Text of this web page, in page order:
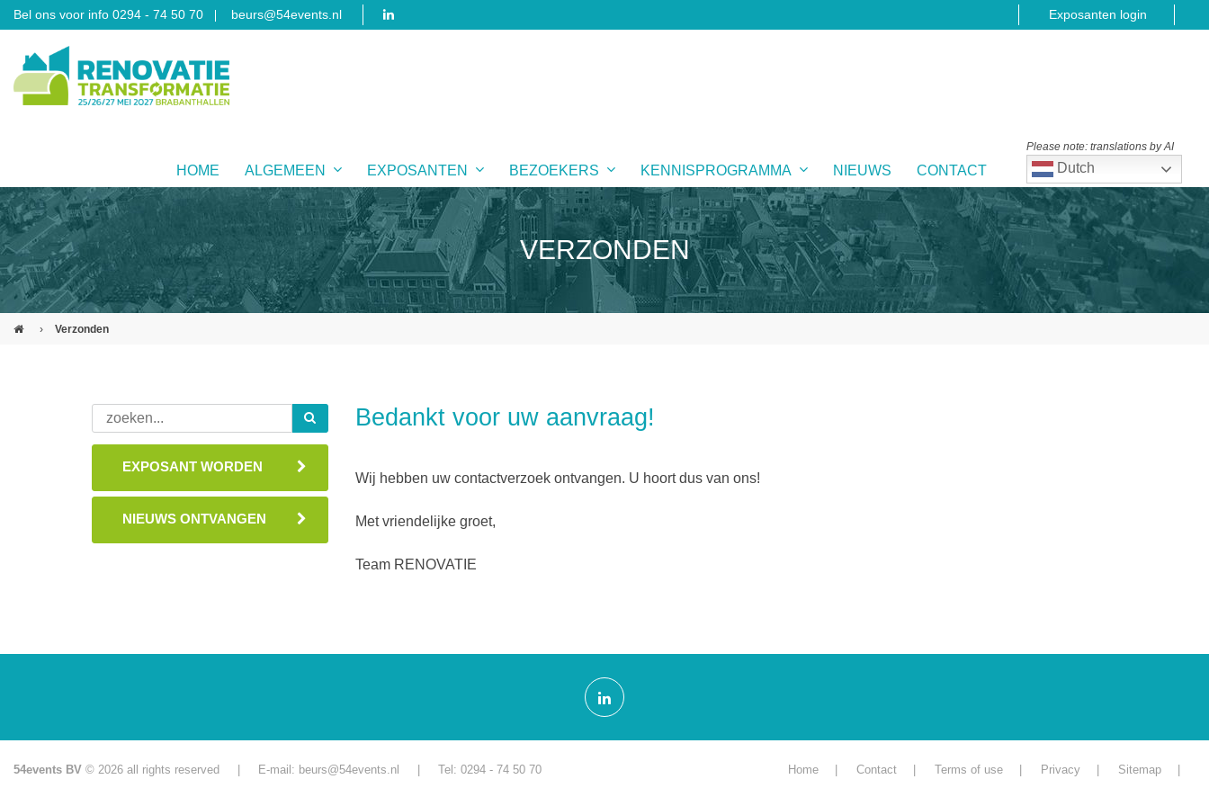
Bel ons voor info 0294 - 74 50 70 beurs@54events.nl Exposanten login
HOME ALGEMEEN EXPOSANTEN BEZOEKERS KENNISPROGRAMMA NIEUWS CONTACT Dutch
Please note: translations by AI
VERZONDEN
› Verzonden
EXPOSANT WORDEN
NIEUWS ONTVANGEN
Bedankt voor uw aanvraag!
Wij hebben uw contactverzoek ontvangen. U hoort dus van ons!
Met vriendelijke groet,
Team RENOVATIE
54events BV © 2026 all rights reserved | E-mail: beurs@54events.nl | Tel: 0294 - 74 50 70 Home Contact Terms of use Privacy Sitemap